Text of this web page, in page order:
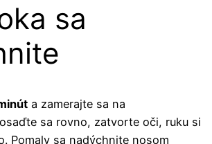
sa
a zamerajte sa na
sa rovno, zatvorte oči, ruku si
Pomaly sa nadýchnite nosom